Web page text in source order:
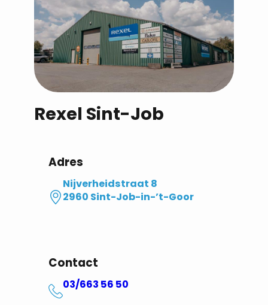
Rexel Sint-Job
Adres
Nijverheidstraat 8
2960 Sint-Job-in-’t-Goor
Contact
03/663 56 50